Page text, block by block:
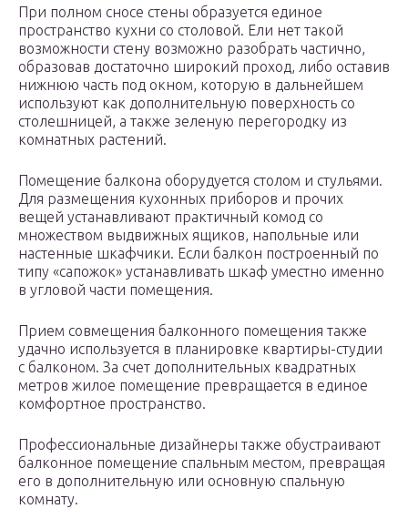
При полном сносе стены образуется единое
пространство кухни со столовой. Ели нет такой
возможности стену возможно разобрать частично,
образовав достаточно широкий проход, либо оставив
нижнюю часть под окном, которую в дальнейшем
используют как дополнительную поверхность со
столешницей, а также зеленую перегородку из
комнатных растений.
Помещение балкона оборудуется столом и стульями.
Для размещения кухонных приборов и прочих
вещей устанавливают практичный комод со
множеством выдвижных ящиков, напольные или
настенные шкафчики. Если балкон построенный по
типу «сапожок» устанавливать шкаф уместно именно
в угловой части помещения.
Прием совмещения балконного помещения также
удачно используется в планировке квартиры-студии
с балконом. За счет дополнительных квадратных
метров жилое помещение превращается в единое
комфортное пространство.
Профессиональные дизайнеры также обустраивают
балконное помещение спальным местом, превращая
его в дополнительную или основную спальную
комнату.